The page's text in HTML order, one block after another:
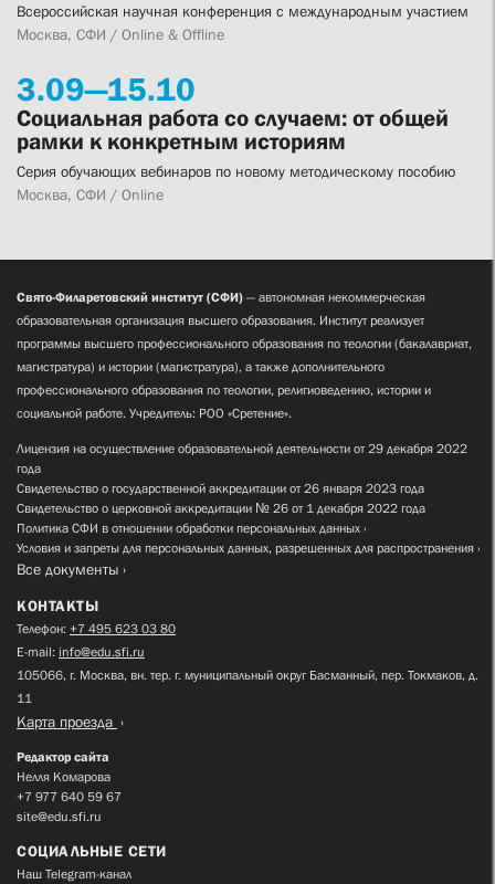
Всероссийская научная конференция с международным участием
Москва, СФИ / Online & Offline
3.09—15.10
Социальная работа со случаем: от общей
рамки к конкретным историям
Серия обучающих вебинаров по новому методическому пособию
Москва, СФИ / Online
Свято-Филаретовский институт (СФИ) — автономная некоммерческая
образовательная организация высшего образования. Институт реализует
программы высшего профессионального образования по теологии (бакалавриат,
магистратура) и истории (магистратура), а также дополнительного
профессионального образования по теологии, религиоведению, истории и
социальной работе. Учредитель: РОО «Сретение».
Лицензия на осуществление образовательной деятельности от 29 декабря 2022
года
Свидетельство о государственной аккредитации от 26 января 2023 года
Свидетельство о церковной аккредитации № 26 от 1 декабря 2022 года
Политика СФИ в отношении обработки персональных данных
Условия и запреты для персональных данных, разрешенных для распространения
Все документы
КОНТАКТЫ
Телефон: +7 495 623 03 80
E-mail: info@edu.sfi.ru
105066, г. Москва, вн. тер. г. муниципальный округ Басманный, пер. Токмаков, д.
11
Карта проезда
Редактор сайта
Нелля Комарова
+7 977 640 59 67
site@edu.sfi.ru
СОЦИАЛЬНЫЕ СЕТИ
Наш Telegram-канал